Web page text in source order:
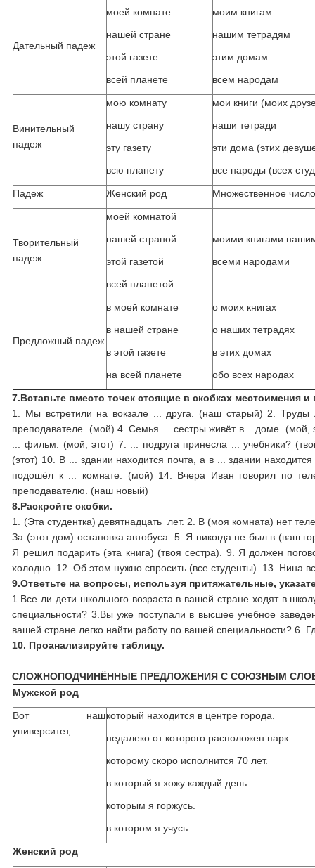
Дательный падеж
моей комнате
нашей стране
этой газете
всей планете
моим книгам
нашим тетрадям
этим домам
всем народам
Винительный
падеж
мою комнату
нашу страну
эту газету
всю планету
мои книги (моих
наши тетради
эти дома (этих
все народы (всех
Падеж Женский род Множественное
Творительный
падеж
моей комнатой
нашей страной
этой газетой
всей планетой
моими книгами
всеми народами
Предложный падеж
в моей комнате
в нашей стране
в этой газете
на всей планете
о моих книгах
о наших тетрадях
в этих домах
обо всех народах
7.Вставьте вместо точек стоящие в скобках местоимения
1. Мы встретили на вокзале ... друга. (наш старый) 2.
преподавателе. (мой) 4. Семья ... сестры живёт в... доме. (мой,
... фильм. (мой, этот) 7. ... подруга принесла ... учебники?
(этот) 10. В ... здании находится почта, а в ... здании
подошёл к ... комнате. (мой) 14. Вчера Иван говорил по
преподавателю. (наш новый)
8.Раскройте скобки.
1. (Эта студентка) девятнадцать лет. 2. В (моя комната) нет
За (этот дом) остановка автобуса. 5. Я никогда не был в (ваш
Я решил подарить (эта книга) (твоя сестра). 9. Я должен
холодно. 12. Об этом нужно спросить (все студенты). 13. Нина
9.Ответьте на вопросы, используя притяжательные,
1.Все ли дети школьного возраста в вашей стране ходят в
специальности? 3.Вы уже поступали в высшее учебное
вашей стране легко найти работу по вашей специальности? 6.
10. Проанализируйте таблицу.
СЛОЖНОПОДЧИНЁННЫЕ ПРЕДЛОЖЕНИЯ С СОЮЗНЫМ
Мужской род
Вот наш
университет,
который находится в центре города.
недалеко от которого расположен парк.
которому скоро исполнится 70 лет.
в который я хожу каждый день.
которым я горжусь.
в котором я учусь.
Женский род